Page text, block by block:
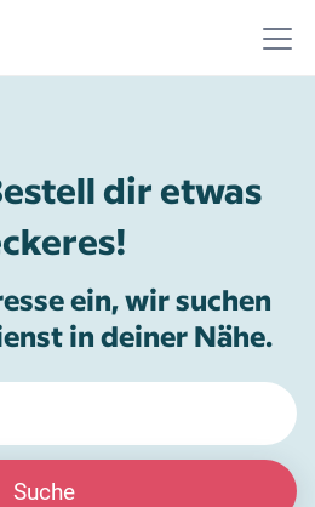
dir etwas
ein, wir suchen
in deiner Nähe.
Suche